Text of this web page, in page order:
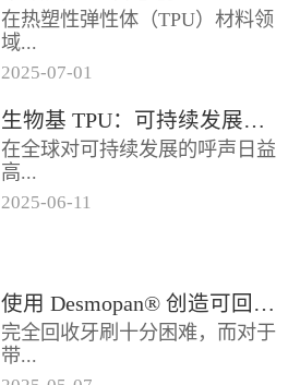
的意外上调，对部分重点客户行
业...
在热塑性弹性体（TPU）材料领
域...
，华顺兴业凭借专业实力与行业
积淀，成为科思创 TPU 授权经销
商，为市场提供高品质的TP...
2025-07-01
生物基 TPU：可持续发展的材料新贵
在全球对可持续发展的呼声日益
高...
TP...
2025-06-11
使用 Desmopan® 创造可回收的热塑性聚氨酯牙刷头
完全回收牙刷十分困难，而对于
带...